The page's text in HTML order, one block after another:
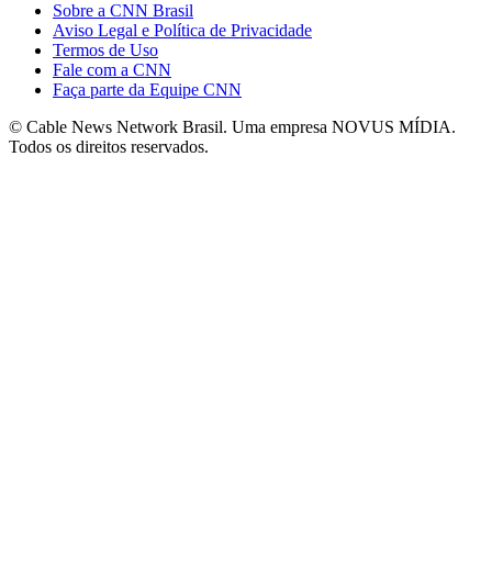
Sobre a CNN Brasil
Aviso Legal e Política de Privacidade
Termos de Uso
Fale com a CNN
Faça parte da Equipe CNN
© Cable News Network Brasil. Uma empresa NOVUS MÍDIA.
Todos os direitos reservados.